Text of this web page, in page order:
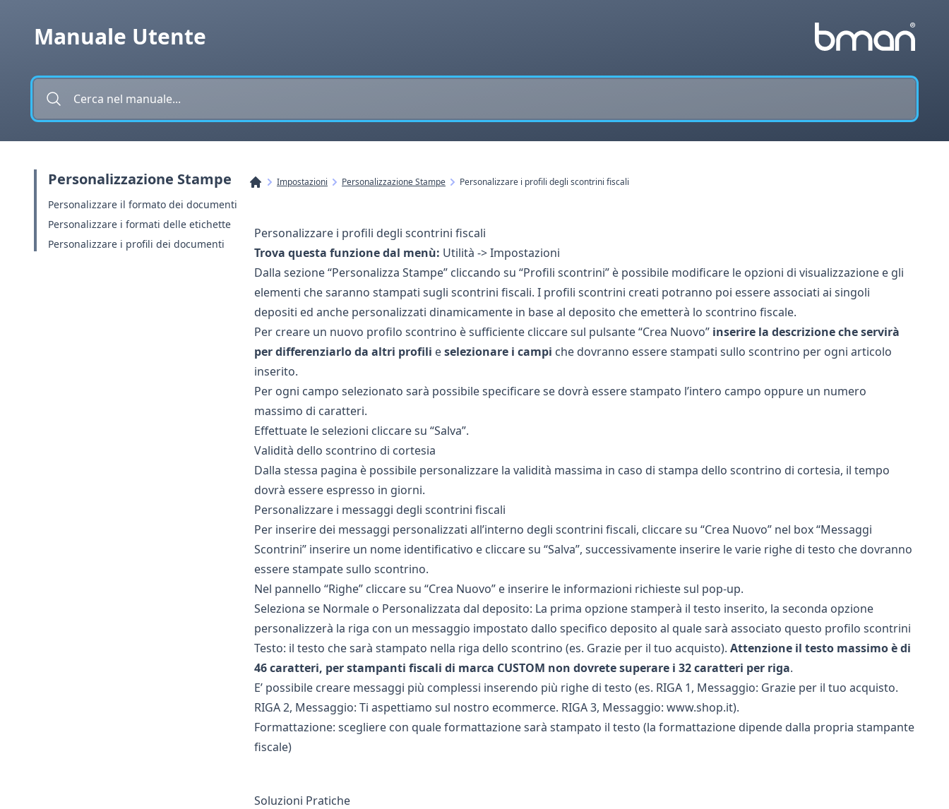
Manuale Utente
Personalizzazione Stampe
Personalizzare il formato dei documenti
Personalizzare i formati delle etichette
Personalizzare i profili dei documenti
Impostazioni Personalizzazione Stampe Personalizzare i profili degli scontrini fiscali
Personalizzare i profili degli scontrini fiscali
Trova questa funzione dal menù: Utilità -> Impostazioni
Dalla sezione “Personalizza Stampe” cliccando su “Profili scontrini” è possibile modificare le opzioni di visualizzazione e gli
elementi che saranno stampati sugli scontrini fiscali. I profili scontrini creati potranno poi essere associati ai singoli
depositi ed anche personalizzati dinamicamente in base al deposito che emetterà lo scontrino fiscale.
Per creare un nuovo profilo scontrino è sufficiente cliccare sul pulsante “Crea Nuovo” inserire la descrizione che servirà
per differenziarlo da altri profili eselezionare i campi che dovranno essere stampati sullo scontrino per ogni articolo
inserito.
Per ogni campo selezionato sarà possibile specificare se dovrà essere stampato l’intero campo oppure un numero
massimo di caratteri.
Effettuate le selezioni cliccare su “Salva”.
Validità dello scontrino di cortesia
Dalla stessa pagina è possibile personalizzare la validità massima in caso di stampa dello scontrino di cortesia, il tempo
dovrà essere espresso in giorni.
Personalizzare i messaggi degli scontrini fiscali
Per inserire dei messaggi personalizzati all’interno degli scontrini fiscali, cliccare su “Crea Nuovo” nel box “Messaggi
Scontrini” inserire un nome identificativo e cliccare su “Salva”, successivamente inserire le varie righe di testo che dovranno
essere stampate sullo scontrino.
Nel pannello “Righe” cliccare su “Crea Nuovo” e inserire le informazioni richieste sul pop-up.
Seleziona se Normale o Personalizzata dal deposito: La prima opzione stamperà il testo inserito, la seconda opzione
personalizzerà la riga con un messaggio impostato dallo specifico deposito al quale sarà associato questo profilo scontrini
Testo: il testo che sarà stampato nella riga dello scontrino (es. Grazie per il tuo acquisto). Attenzione il testo massimo è di
46 caratteri, per stampanti fiscali di marca CUSTOM non dovrete superare i 32 caratteri per riga.
E’ possibile creare messaggi più complessi inserendo più righe di testo (es. RIGA 1, Messaggio: Grazie per il tuo acquisto.
RIGA 2, Messaggio: Ti aspettiamo sul nostro ecommerce. RIGA 3, Messaggio: www.shop.it).
Formattazione: scegliere con quale formattazione sarà stampato il testo (la formattazione dipende dalla propria stampante
fiscale)
Soluzioni Pratiche